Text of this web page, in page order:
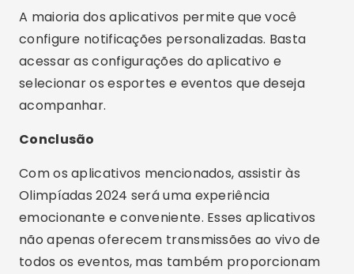
A maioria dos aplicativos permite que você
configure notificações personalizadas. Basta
acessar as configurações do aplicativo e
selecionar os esportes e eventos que deseja
acompanhar.
Conclusão
Com os aplicativos mencionados, assistir às
Olimpíadas 2024 será uma experiência
emocionante e conveniente. Esses aplicativos
não apenas oferecem transmissões ao vivo de
todos os eventos, mas também proporcionam